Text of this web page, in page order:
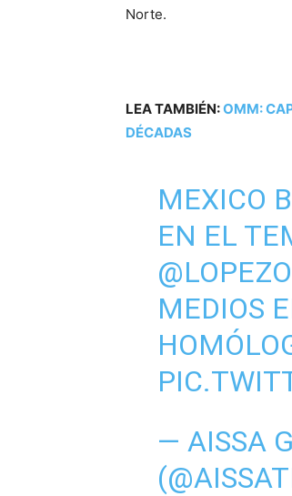
Norte.
LEA TAMBIÉN:OMM:
DÉCADAS
MEXICO
EN EL
MEDIOS
— AISSA